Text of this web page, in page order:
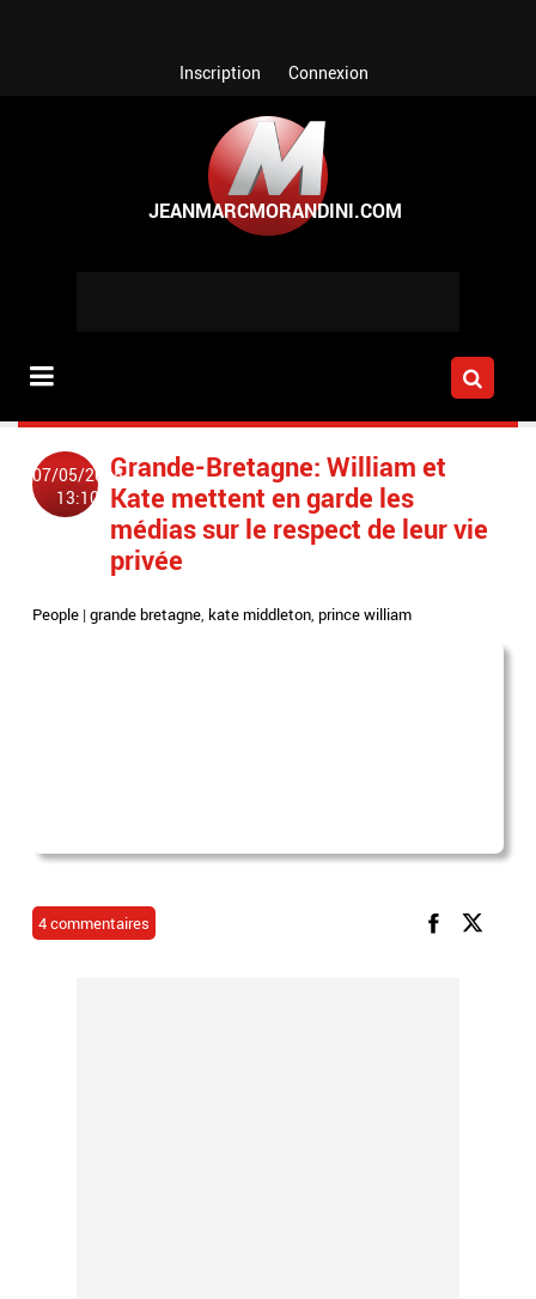
Inscription Connexion
07/05/2015
13:10
Grande-Bretagne: William et
Kate mettent en garde les
médias sur le respect de leur vie
privée
People |grande bretagne, kate middleton,prince william
4 commentaires